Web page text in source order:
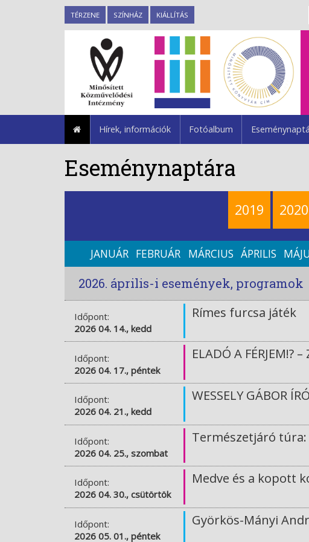
TÉRZENE SZÍNHÁZ KIÁLLÍTÁS
Hírek, információk Fotóalbum
Eseménynaptára
2019 2020
JANUÁR FEBRUÁR MÁRCIUS ÁPRILIS
2026. április-i események, programok
Időpont:
2026 04. 14., kedd
Rímes furcsa játék
Időpont:
2026 04. 17., péntek
ELADÓ A
Időpont:
2026 04. 21., kedd
WESSELY GÁBOR
Időpont:
2026 04. 25., szombat
Természetjáró
Időpont:
2026 04. 30., csütörtök
Medve és a kopott
Időpont:
2026 05. 01., péntek
Györkös-Mányi